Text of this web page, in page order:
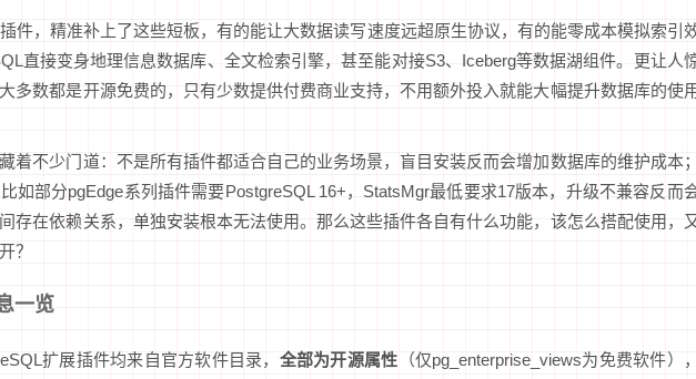
件，精准补上了这些短板，有的能让大数据读写速度远超原生协议，有的能零成本模拟索引
直接变身地理信息数据库、全文检索引擎，甚至能对接S3、Iceberg等数据湖组件。更让人
多数都是开源免费的，只有少数提供付费商业支持，不用额外投入就能大幅提升数据库的使
着不少门道：不是所有插件都适合自己的业务场景，盲目安装反而会增加数据库的维护成本；
如部分pgEdge系列插件需要PostgreSQL 16+，StatsMgr最低要求17版本，升级不兼容反而
存在依赖关系，单独安装根本无法使用。那么这些插件各自有什么功能，该怎么搭配使用，
？
一览
扩展插件均来自官方软件目录， 全部为开源属性 （仅pg_enterprise_views为免费软件），